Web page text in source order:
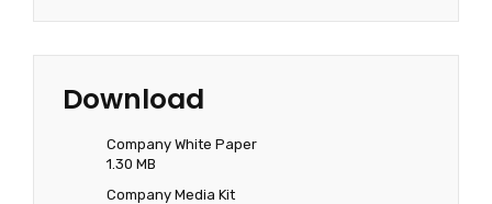
Download
Company White Paper
1.30 MB
Company Media Kit